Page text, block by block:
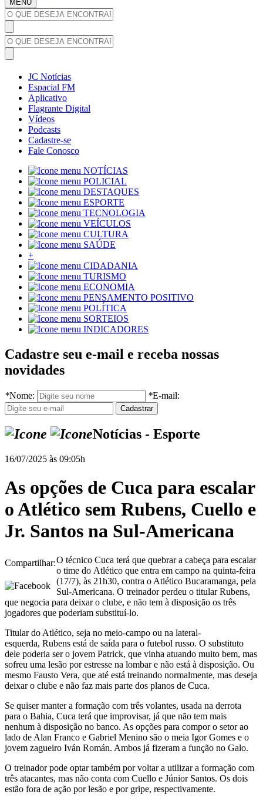
MENU
JC Notícias
Espacial FM
Aplicativo
Flagrante Digital
Vídeos
Podcasts
Cadastre-se
Fale Conosco
NOTÍCIAS
POLICIAL
DESTAQUES
ESPORTE
TECNOLOGIA
VEÍCULOS
CULTURA
SAÚDE
+
CIDADANIA
TURISMO
ECONOMIA
PENSAMENTO POSITIVO
POLÍTICA
SORTEIOS
INDICADORES
Cadastre seu e-mail e receba nossas
novidades
*Nome: *E-mail:
Notícias - Esporte
16/07/2025 às 09:05h
As opções de Cuca para escalar
o Atlético sem Rubens, Cuello e
Jr. Santos na Sul-Americana
Compartilhar:O técnico Cuca terá que quebrar a cabeça para escalar
o time do Atlético que entra em campo na quinta-feira
(17/7), às 21h30, contra o Atlético Bucaramanga, pela
Sul-Americana. O treinador perdeu o titular Rubens,
que negocia para deixar o clube, e não tem à disposição os três
jogadores que poderiam substituí-lo.
Titular do Atlético, seja no meio-campo ou na lateral-
esquerda, Rubens está de saída para o futebol russo. O substituto
dele poderia ser o jovem Patrick, que vinha atuando muito bem, mas
sofreu uma lesão por estresse na lombar e não está à disposição. Ou
mesmo Fausto Vera, que até está treinando normalmente, mas deseja
deixar o clube e não faz mais parte dos planos de Cuca.
Se quiser manter a formação com três volantes, usada na derrota
para o Bahia, Cuca terá que improvisar, já que não tem mais
nenhum à disposição no banco. As opções para compor o setor ao
lado de Alan Franco e Gabriel Menino são o meia Igor Gomes e o
jovem zagueiro Iván Román. Ambos já fizeram a função no Galo.
O treinador pode optar também por voltar a utilizar a formação com
três atacantes, mas não conta com Cuello e Júnior Santos. Os dois
estão fora de ação por lesão e por gripe, respectivamente.